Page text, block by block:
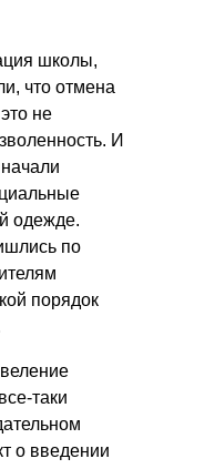
школы,
что отмена
не
И
одежде.
по
порядок
таки
о введении